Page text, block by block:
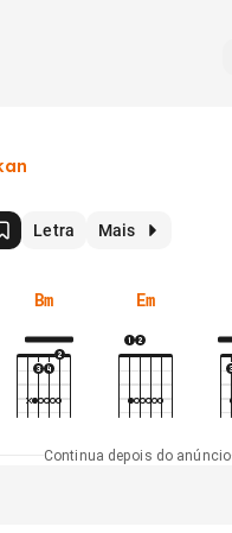
Letra Mais
Bm Em
Continua depois do anúncio